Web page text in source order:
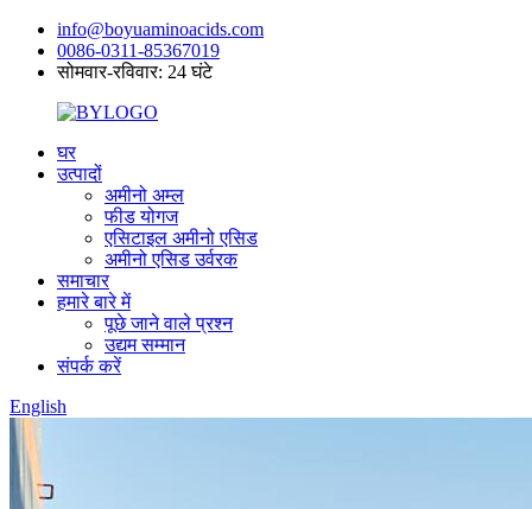
info@boyuaminoacids.com
0086-0311-85367019
सोमवार-रविवार: 24 घंटे
घर
उत्पादों
अमीनो अम्ल
फीड योगज
एसिटाइल अमीनो एसिड
अमीनो एसिड उर्वरक
समाचार
हमारे बारे में
पूछे जाने वाले प्रश्न
उद्यम सम्मान
संपर्क करें
English